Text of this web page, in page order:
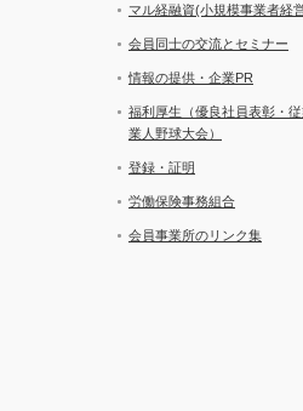
マル経融資(小規模事業者経
会員同士の交流とセミナー
情報の提供・企業PR
福利厚生（優良社員表彰・
業人野球大会）
登録・証明
労働保険事務組合
会員事業所のリンク集